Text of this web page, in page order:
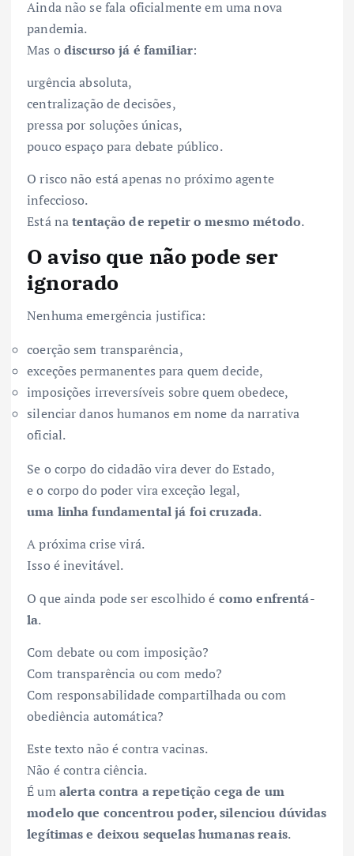
Ainda não se fala oficialmente em uma nova
pandemia.
Mas odiscurso já é familiar:
urgência absoluta,
centralização de decisões,
pressa por soluções únicas,
pouco espaço para debate público.
O risco não está apenas no próximo agente
infeccioso.
Está natentação de repetir o mesmo método.
O aviso que não pode ser
ignorado
Nenhuma emergência justifica:
coerção sem transparência,
exceções permanentes para quem decide,
imposições irreversíveis sobre quem obedece,
silenciar danos humanos em nome da narrativa
oficial.
Se o corpo do cidadão vira dever do Estado,
e o corpo do poder vira exceção legal,
uma linha fundamental já foi cruzada.
A próxima crise virá.
Isso é inevitável.
O que ainda pode ser escolhido é como enfrentá-
la.
Com debate ou com imposição?
Com transparência ou com medo?
Com responsabilidade compartilhada ou com
obediência automática?
Este texto não é contra vacinas.
Não é contra ciência.
É umalerta contra a repetição cega de um
modelo que concentrou poder, silenciou dúvidas
legítimas e deixou sequelas humanas reais.